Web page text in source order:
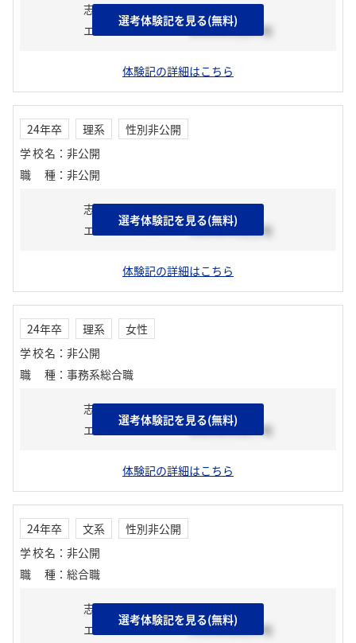
志望動機
エントリーシート
2023年03月中旬
体験記の詳細はこちら
選考体験記を見る(無料)
24年卒 理系
性別非公開
学校名 ： 非公開
職種 ： 非公開
志望動機
エントリーシート
2023年03月上旬
体験記の詳細はこちら
選考体験記を見る(無料)
24年卒 理系
女性
学校名 ： 非公開
職種 ： 事務系総合職
志望動機
エントリーシート
2023年03月下旬
体験記の詳細はこちら
選考体験記を見る(無料)
24年卒 文系
性別非公開
学校名 ： 非公開
職種 ： 総合職
志望動機
エントリーシート
2023年02月中旬
選考体験記を見る(無料)